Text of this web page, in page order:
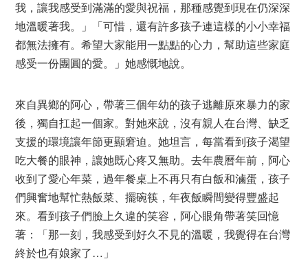
我，讓我感受到滿滿的愛與祝福，那種感覺到現在仍深深
地溫暖著我。」「可惜，還有許多孩子連這樣的小小幸福
都無法擁有。希望大家能用一點點的心力，幫助這些家庭
感受一份團圓的愛。」她感慨地說。
來自異鄉的阿心，帶著三個年幼的孩子逃離原來暴力的家
後，獨自扛起一個家。對她來說，沒有親人在台灣、缺乏
支援的環境讓年節更顯窘迫。她坦言，每當看到孩子渴望
吃大餐的眼神，讓她既心疼又無助。去年農曆年前，阿心
收到了愛心年菜，過年餐桌上不再只有白飯和滷蛋，孩子
們興奮地幫忙熱飯菜、擺碗筷，年夜飯瞬間變得豐盛起
來。看到孩子們臉上久違的笑容，阿心眼角帶著笑回憶
著：「那一刻，我感受到好久不見的溫暖，我覺得在台灣
終於也有娘家了…」